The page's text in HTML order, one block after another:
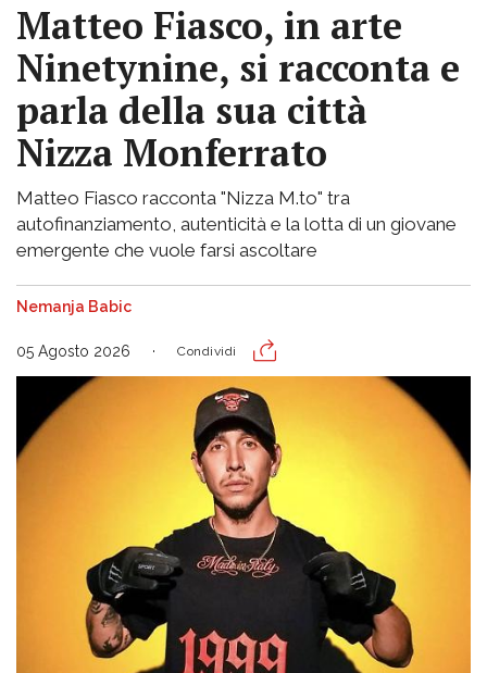
Matteo Fiasco, in arte
Ninetynine, si racconta e
parla della sua città
Nizza Monferrato
Matteo Fiasco racconta "Nizza M.to" tra
autofinanziamento, autenticità e la lotta di un giovane
emergente che vuole farsi ascoltare
Nemanja Babic
05 Agosto 2026 Condividi